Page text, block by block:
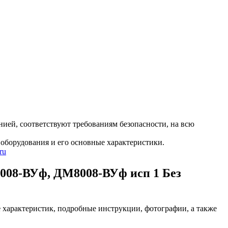
соответствуют требованиям безопасности, на всю
и его основные характеристики.
ВУф, ДМ8008-ВУф исп 1 Без
подробные инструкции, фотографии, а также